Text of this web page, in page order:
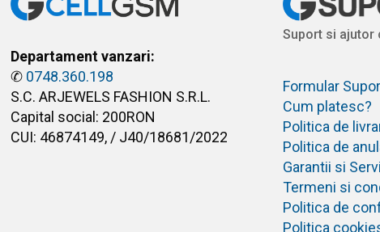
Departament vanzari:
✆ 0748.360.198
S.C. ARJEWELS FASHION S.R.L.
Capital social: 200RON
CUI: 46874149, / J40/18681/2022
Suport si ajutor
Formular
Cum platesc?
Politica de
Politica de
Garantii si
Termeni si
Politica de
Politica